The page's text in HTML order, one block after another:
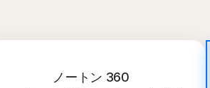
ノートン 360